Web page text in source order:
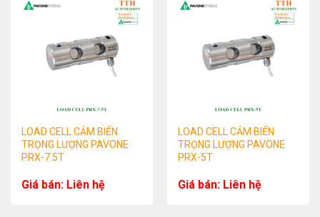
LOAD CELL CẢM BIẾN
TRỌNG LƯỢNG PAVONE
PRX-7.5T
Giá bán: Liên hệ
LOAD CELL CẢM BIẾN
TRỌNG LƯỢNG PAVONE
PRX-5T
Giá bán: Liên hệ